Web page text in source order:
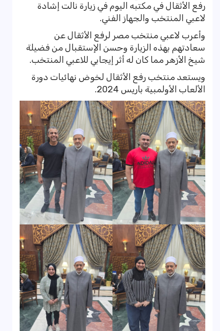
رفع الأثقال في مكتبه اليوم في زيارة نالت إشادة
لاعبي المنتخب والجهاز الفني.
وأعرب لاعبي منتخب مصر لرفع الأثقال عن
سعادتهم بهذه الزيارة وحسن الإستقبال من فضيلة
شيخ الأزهر مما كان له أثر إيجابي للاعبي المنتخب.
ويستعد منتخب رفع الأثقال لخوض نهائيات دورة
الألعاب الأولمبية باريس 2024.